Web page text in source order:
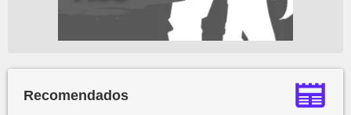
Recomendados